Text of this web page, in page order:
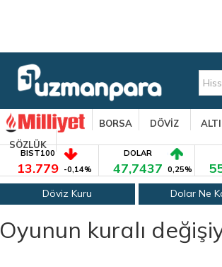
BORSA DÖVİZ
SÖZLÜK
BIST100
13.779 -0,14%
DOLAR
47,7437 0,25%
Döviz Kuru Dolar Ne
Oyunun kuralı